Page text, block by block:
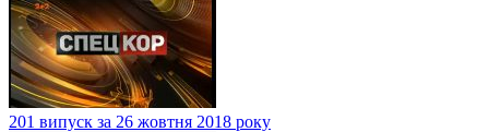
201 випуск за 26 жовтня 2018 року